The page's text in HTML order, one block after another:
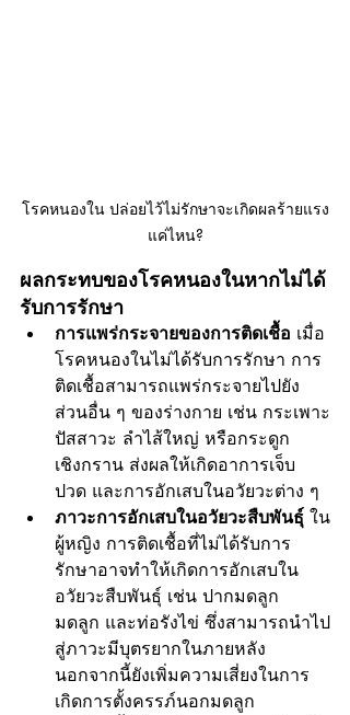
โรคหนองใน ปล่อยไว้ไม่รักษาจะเกิดผลร้ายแรง
แค่ไหน?
ผลกระทบของโรคหนองในหากไม่ได้
รับการรักษา
การแพร่กระจายของการติดเชื้อ เมื่อ
โรคหนองในไม่ได้รับการรักษา การ
ติดเชื้อสามารถแพร่กระจายไปยัง
ส่วนอื่น ๆ ของร่างกาย เช่น กระเพาะ
ปัสสาวะ ลำไส้ใหญ่ หรือกระดูก
เชิงกราน ส่งผลให้เกิดอาการเจ็บ
ปวด และการอักเสบในอวัยวะต่าง ๆ
ภาวะการอักเสบในอวัยวะสืบพันธุ์ ใน
ผู้หญิง การติดเชื้อที่ไม่ได้รับการ
รักษาอาจทำให้เกิดการอักเสบใน
อวัยวะสืบพันธุ์ เช่น ปากมดลูก
มดลูก และท่อรังไข่ ซึ่งสามารถนำไป
สู่ภาวะมีบุตรยากในภายหลัง
นอกจากนี้ยังเพิ่มความเสี่ยงในการ
เกิดการตั้งครรภ์นอกมดลูก